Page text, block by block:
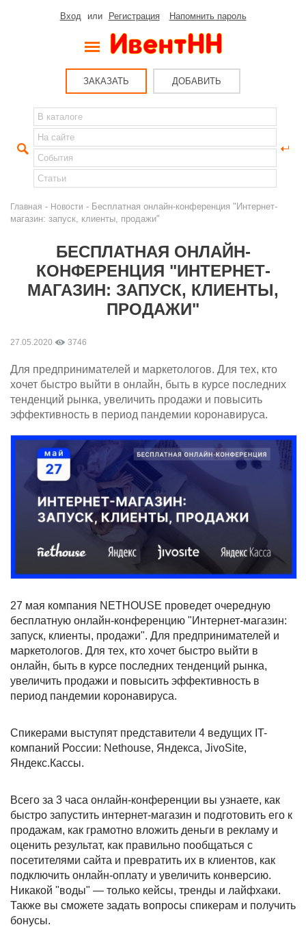
Вход или Регистрация Напомнить пароль
ЗАКАЗАТЬ ДОБАВИТЬ
Главная - Новости - Бесплатная онлайн-конференция "Интернет-
магазин: запуск, клиенты, продажи"
БЕСПЛАТНАЯ ОНЛАЙН-
КОНФЕРЕНЦИЯ "ИНТЕРНЕТ-
МАГАЗИН: ЗАПУСК, КЛИЕНТЫ,
ПРОДАЖИ"
27.05.2020 3746
Для предпринимателей и маркетологов. Для тех, кто
хочет быстро выйти в онлайн, быть в курсе последних
тенденций рынка, увеличить продажи и повысить
эффективность в период пандемии коронавируса.
27 мая компания NETHOUSE проведет очередную
бесплатную онлайн-конференцию "Интернет-магазин:
запуск, клиенты, продажи". Для предпринимателей и
маркетологов. Для тех, кто хочет быстро выйти в
онлайн, быть в курсе последних тенденций рынка,
увеличить продажи и повысить эффективность в
период пандемии коронавируса.
Спикерами выступят представители 4 ведущих IT-
компаний России: Nethouse, Яндекса, JivoSite,
Яндекс.Кассы.
Всего за 3 часа онлайн-конференции вы узнаете, как
быстро запустить интернет-магазин и подготовить его к
продажам, как грамотно вложить деньги в рекламу и
оценить результат, как правильно пообщаться с
посетителями сайта и превратить их в клиентов, как
подключить онлайн-оплату и увеличить конверсию.
Никакой "воды" — только кейсы, тренды и лайфхаки.
Также вы сможете задать вопросы спикерам и получить
бонусы.